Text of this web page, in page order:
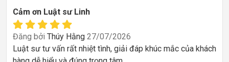
Cảm ơn Luật sư Linh
Đăng bởi Thúy Hằng 27/07/2026
Luật sư tư vấn rất nhiệt tình, giải đáp khúc mắc của khách